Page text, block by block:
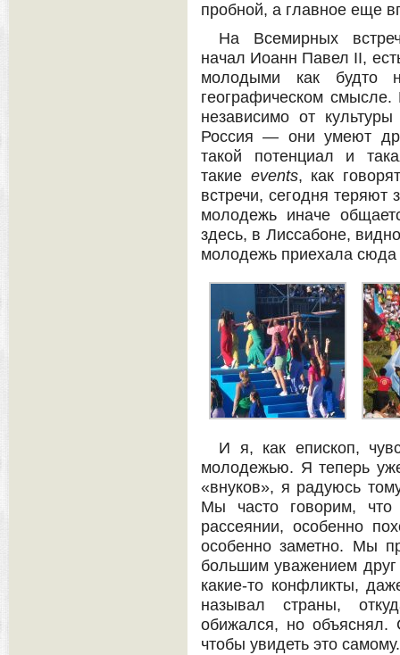
пробной, а главное еще
На Всемирных
начал Иоанн Павел II,
молодыми как
географическом смысле.
независимо от
Россия — они умеют
такой потенциал и
такие events, как
встречи, сегодня теряют
молодежь иначе
здесь, в Лиссабоне,
молодежь приехала сюда
И я, как епископ,
молодежью. Я теперь
«внуков», я радуюсь
Мы часто говорим,
рассеянии, особенно
особенно заметно. Мы
большим уважением
какие-то конфликты,
называл страны,
обижался, но объяснял.
чтобы увидеть это самому.